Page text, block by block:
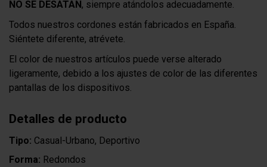
NO SE DESATAN , siempre atándolos adecuadamente.
Todos nuestros cordones están fabricados en España.
Siéntete diferente, atrévete.
El color de nuestros artículos puede verse alterado
ligeramente, debido a los ajustes de color de las diferentes
pantallas de los dispositivos.
Detalles de producto
Tipo: Casual-Urbano, Deportivo
Forma: Redondos